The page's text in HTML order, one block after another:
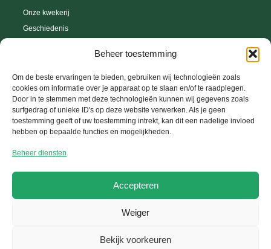
Beheer toestemming
Om de beste ervaringen te bieden, gebruiken wij technologieën zoals
cookies om informatie over je apparaat op te slaan en/of te raadplegen.
Door in te stemmen met deze technologieën kunnen wij gegevens zoals
surfgedrag of unieke ID's op deze website verwerken. Als je geen
toestemming geeft of uw toestemming intrekt, kan dit een nadelige invloed
hebben op bepaalde functies en mogelijkheden.
Beheer diensten
Accepteren
Weiger
Bekijk voorkeuren
Onze kwekerij
Geschiedenis
Leveringsvoorwaarden
Herroepingsrecht
Help Center